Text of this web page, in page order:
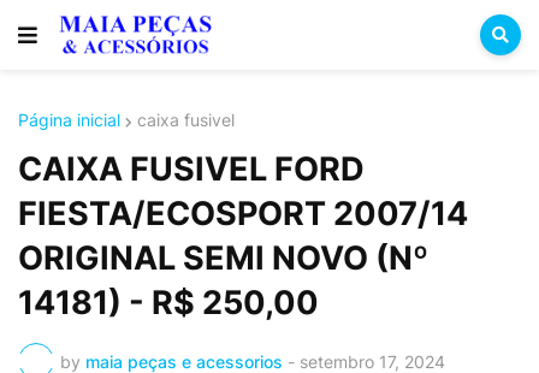
Página inicial caixa fusivel
CAIXA FUSIVEL FORD
FIESTA/ECOSPORT 2007/14
ORIGINAL SEMI NOVO (Nº
14181) - R$ 250,00
by maia peças e acessorios - setembro 17, 2024